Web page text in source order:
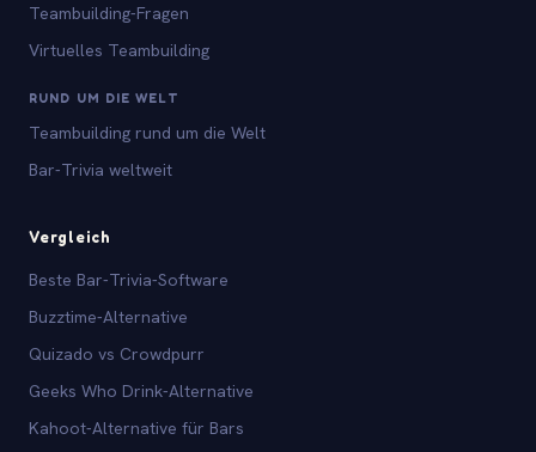
Teambuilding-Fragen
Virtuelles Teambuilding
RUND UM DIE WELT
Teambuilding rund um die Welt
Bar-Trivia weltweit
Vergleich
Beste Bar-Trivia-Software
Buzztime-Alternative
Quizado vs Crowdpurr
Geeks Who Drink-Alternative
Kahoot-Alternative für Bars